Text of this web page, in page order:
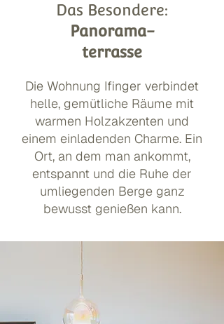
Das Besondere:
Panorama-
terrasse
Die Wohnung Ifinger verbindet
helle, gemütliche Räume mit
warmen Holzakzenten und
einem einladenden Charme. Ein
Ort, an dem man ankommt,
entspannt und die Ruhe der
umliegenden Berge ganz
bewusst genießen kann.